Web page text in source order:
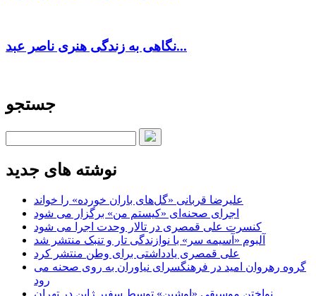
نگاهی به زندگی هنری ناصر عبد...
جستجو
نوشته های جدید
علیرضا قربانی «گل‌های باران خورده» را خواند
اجرای صحنه‌ای «کیستم من» برگزار می شود
کنسرت علی قمصری در تالار وحدت اجرا می شود
آلبوم «آسیمه سر» با نوازندگی تار و تنبک منتشر شد
علی قمصری یادداشتی برای وطن منتشر کرد
گروه رهروان امید در فرهنگسرای نیاوران به روی صحنه می
رود